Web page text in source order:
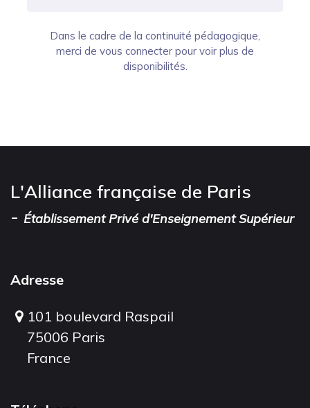
Dans le cadre de la continuité pédagogique,
merci de vous connecter pour voir plus de
disponibilités.
L'Alliance française de Paris
- Établissement Privé d'Enseignement Supérieur
Adresse
101 boulevard Raspail
75006 Paris
France